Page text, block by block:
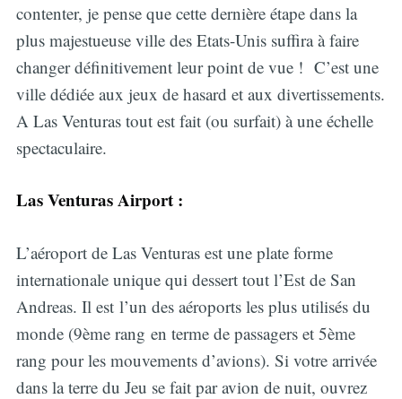
contenter, je pense que cette dernière étape dans la
plus majestueuse ville des Etats-Unis suffira à faire
changer définitivement leur point de vue ! C’est une
ville dédiée aux jeux de hasard et aux divertissements.
A Las Venturas tout est fait (ou surfait) à une échelle
spectaculaire.
Las Venturas Airport :
L’aéroport de Las Venturas est une plate forme
internationale unique qui dessert tout l’Est de San
Andreas. Il est l’un des aéroports les plus utilisés du
monde (9ème rang en terme de passagers et 5ème
rang pour les mouvements d’avions). Si votre arrivée
dans la terre du Jeu se fait par avion de nuit, ouvrez